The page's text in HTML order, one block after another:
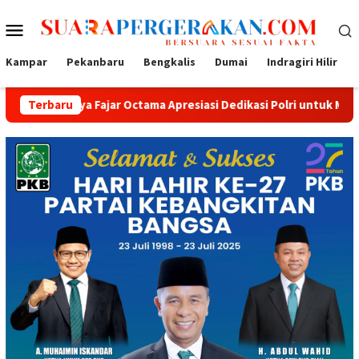
ke
Menu
Mobile
Kampar Pekanbaru Bengkalis Dumai Indragiri Hilir
Terbaru
Octama Apresiasi Dedikasi Polri untuk Masyarakat